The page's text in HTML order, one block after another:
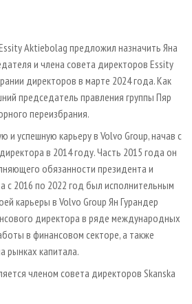
ПЛИТ
Aktiebolag предложил назначить Яна
и члена совета директоров Essity
директоров в марте 2024 года. Как
председатель правления группы Пяр
переизбрания.
и успешную карьеру в Volvo Group, начав с
в 2014 году. Часть 2015 года он
обязанности президента и
с 2016 по 2022 год был исполнительным
карьеры в Volvo Group Ян Гурандер
директора в ряде международных
в финансовом секторе, а также
капитала.
членом совета директоров Skanska